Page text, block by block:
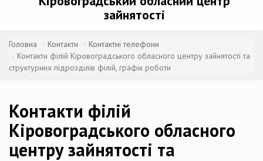
зайнятості
Головна Контакти
Контактні телефони
Контакти філій Кіровоградського обласного центру зайнятості та
структурних підрозділів філій, графік роботи
Контакти філій
Кіровоградського обласного
центру зайнятості та